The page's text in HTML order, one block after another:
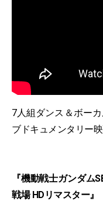
7人組ダンス＆ボー
ブドキュメンタリー映
『機動戦士ガンダム
戦場 HDリマスター』